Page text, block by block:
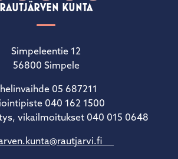
RAUTJÄRVEN KUNTA
Simpeleentie 12
56800 Simpele
05 687211
040 162 1500
vikailmoitukset 040 015 0648